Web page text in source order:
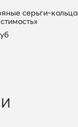
серьги-кольца